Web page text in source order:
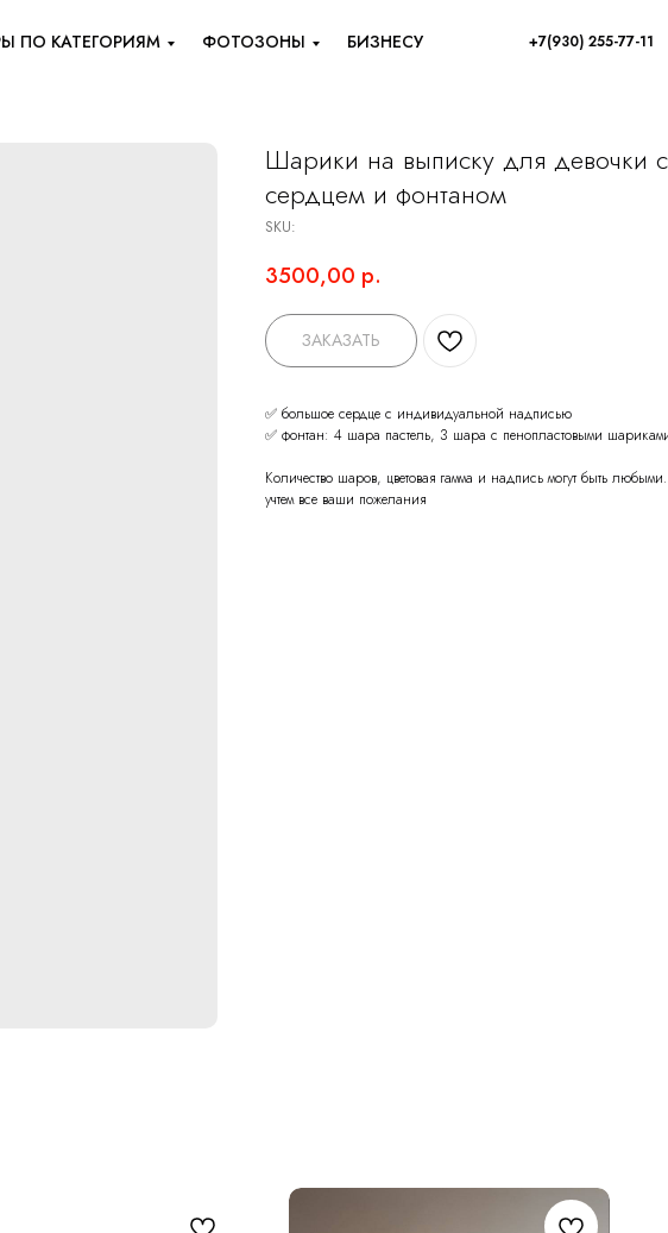
+7(930) 255-77-11
БИЗНЕСУ
ФОТОЗОНЫ
ПО КАТЕГОРИЯМ
Шарики на выписку для девочки
сердцем и фонтаном
SKU:
3500,00 р.
ЗАКАЗАТЬ
✅ большое сердце с индивидуальной надписью
✅ фонтан: 4 шара пастель, 3 шара с пенопластовыми
Количество шаров, цветовая гамма и надпись могут быть
учтем все ваши пожелания